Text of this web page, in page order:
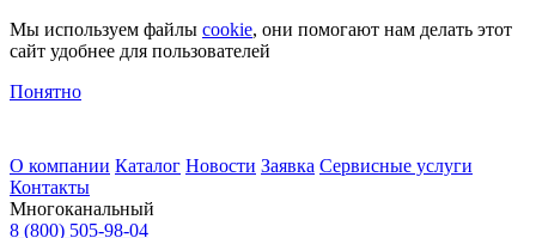
Мы используем файлы cookie, они помогают нам делать этот
сайт удобнее для пользователей
Понятно
О компании Каталог Новости Заявка Сервисные услуги
Контакты
Многоканальный
8 (800) 505-98-04